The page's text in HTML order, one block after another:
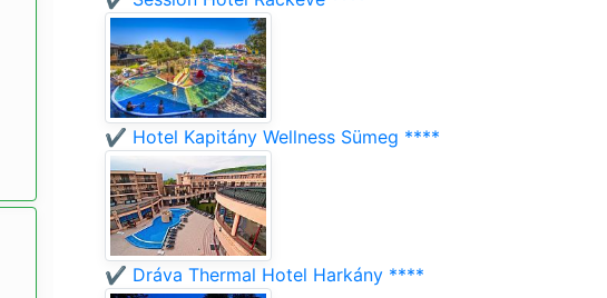
✔️ Hotel Kapitány Wellness Sümeg ****
✔️ Dráva Thermal Hotel Harkány ****